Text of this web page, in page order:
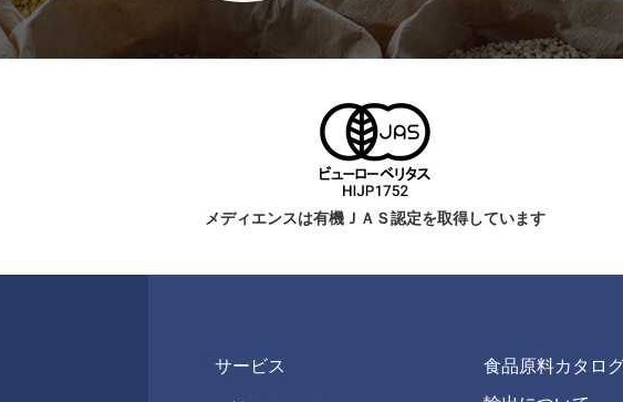
メディエンスは有機ＪＡＳ認定を取得しています
サービス
食品原料カタロ